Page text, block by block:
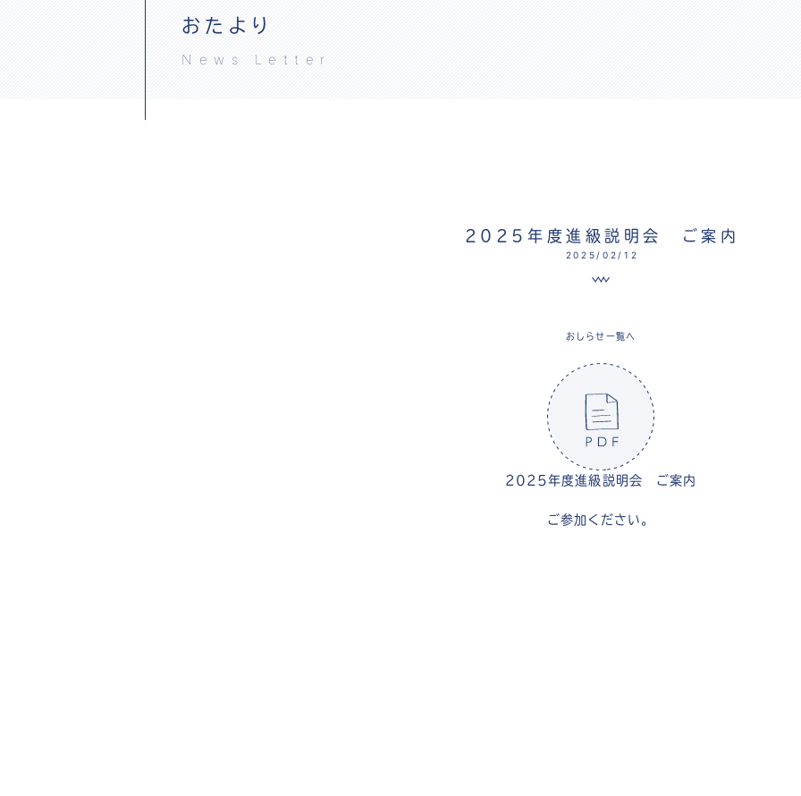
おたより
News Letter
2025年度進級説明会 ご案内
2025/02/12
おしらせ一覧へ
2025年度進級説明会 ご案内
ご参加ください。